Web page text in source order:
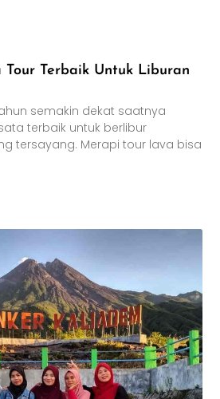
Terbaik Untuk Liburan
semakin dekat saatnya
terbaik untuk berlibur
tersayang. Merapi tour lava bisa